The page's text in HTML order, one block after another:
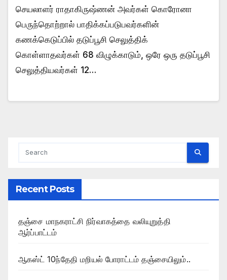
செயலாளர் ராதாகிருஷ்ணன் அவர்கள் கொரோனா
பெருந்தொற்றால் பாதிக்கப்படுபவர்களின்
கணக்கெடுப்பில் தடுப்பூசி செலுத்திக்
கொள்ளாதவர்கள் 68 விழுக்காடும், ஒரே ஒரு தடுப்பூசி
செலுத்தியவர்கள் 12…
Recent Posts
தஞ்சை மாநகராட்சி நிர்வாகத்தை வலியுறுத்தி
ஆர்ப்பாட்டம்
ஆகஸ்ட் 10ந்தேதி மறியல் போராட்டம் தஞ்சையிலும்..